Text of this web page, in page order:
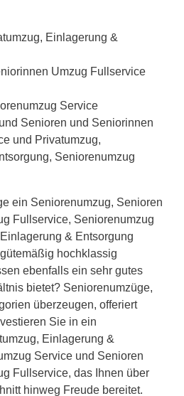
Einlagerung &
Umzug Fullservice
Service
Senioren und Seniorinnen
und Privatumzug,
Seniorenumzug
ein Seniorenumzug, Senioren
Fullservice, Seniorenumzug
& Entsorgung
hochklassig
ebenfalls ein sehr gutes
bietet? Seniorenumzüge,
überzeugen, offeriert
Sie in ein
Einlagerung &
Service und Senioren
Fullservice, das Ihnen über
hinweg Freude bereitet.